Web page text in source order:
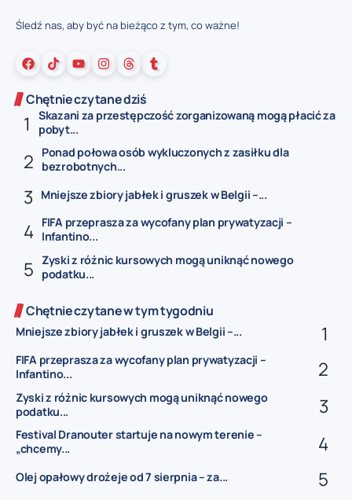
Śledź nas, aby być na bieżąco z tym, co ważne!
Chętnie czytane dziś
Skazani za przestępczość zorganizowaną mogą płacić za
pobyt...
Ponad połowa osób wykluczonych z zasiłku dla
bezrobotnych...
Mniejsze zbiory jabłek i gruszek w Belgii –...
FIFA przeprasza za wycofany plan prywatyzacji –
Infantino...
Zyski z różnic kursowych mogą uniknąć nowego
podatku...
Chętnie czytane w tym tygodniu
Mniejsze zbiory jabłek i gruszek w Belgii –...
FIFA przeprasza za wycofany plan prywatyzacji –
Infantino...
Zyski z różnic kursowych mogą uniknąć nowego
podatku...
Festival Dranouter startuje na nowym terenie –
„chcemy...
Olej opałowy drożeje od 7 sierpnia – za...